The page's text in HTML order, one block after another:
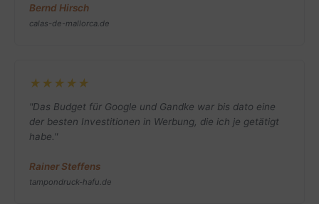
Bernd Hirsch
calas-de-mallorca.de
★★★★★
"Das Budget für Google und Gandke war bis dato eine
der besten Investitionen in Werbung, die ich je getätigt
habe."
Rainer Steffens
tampondruck-hafu.de